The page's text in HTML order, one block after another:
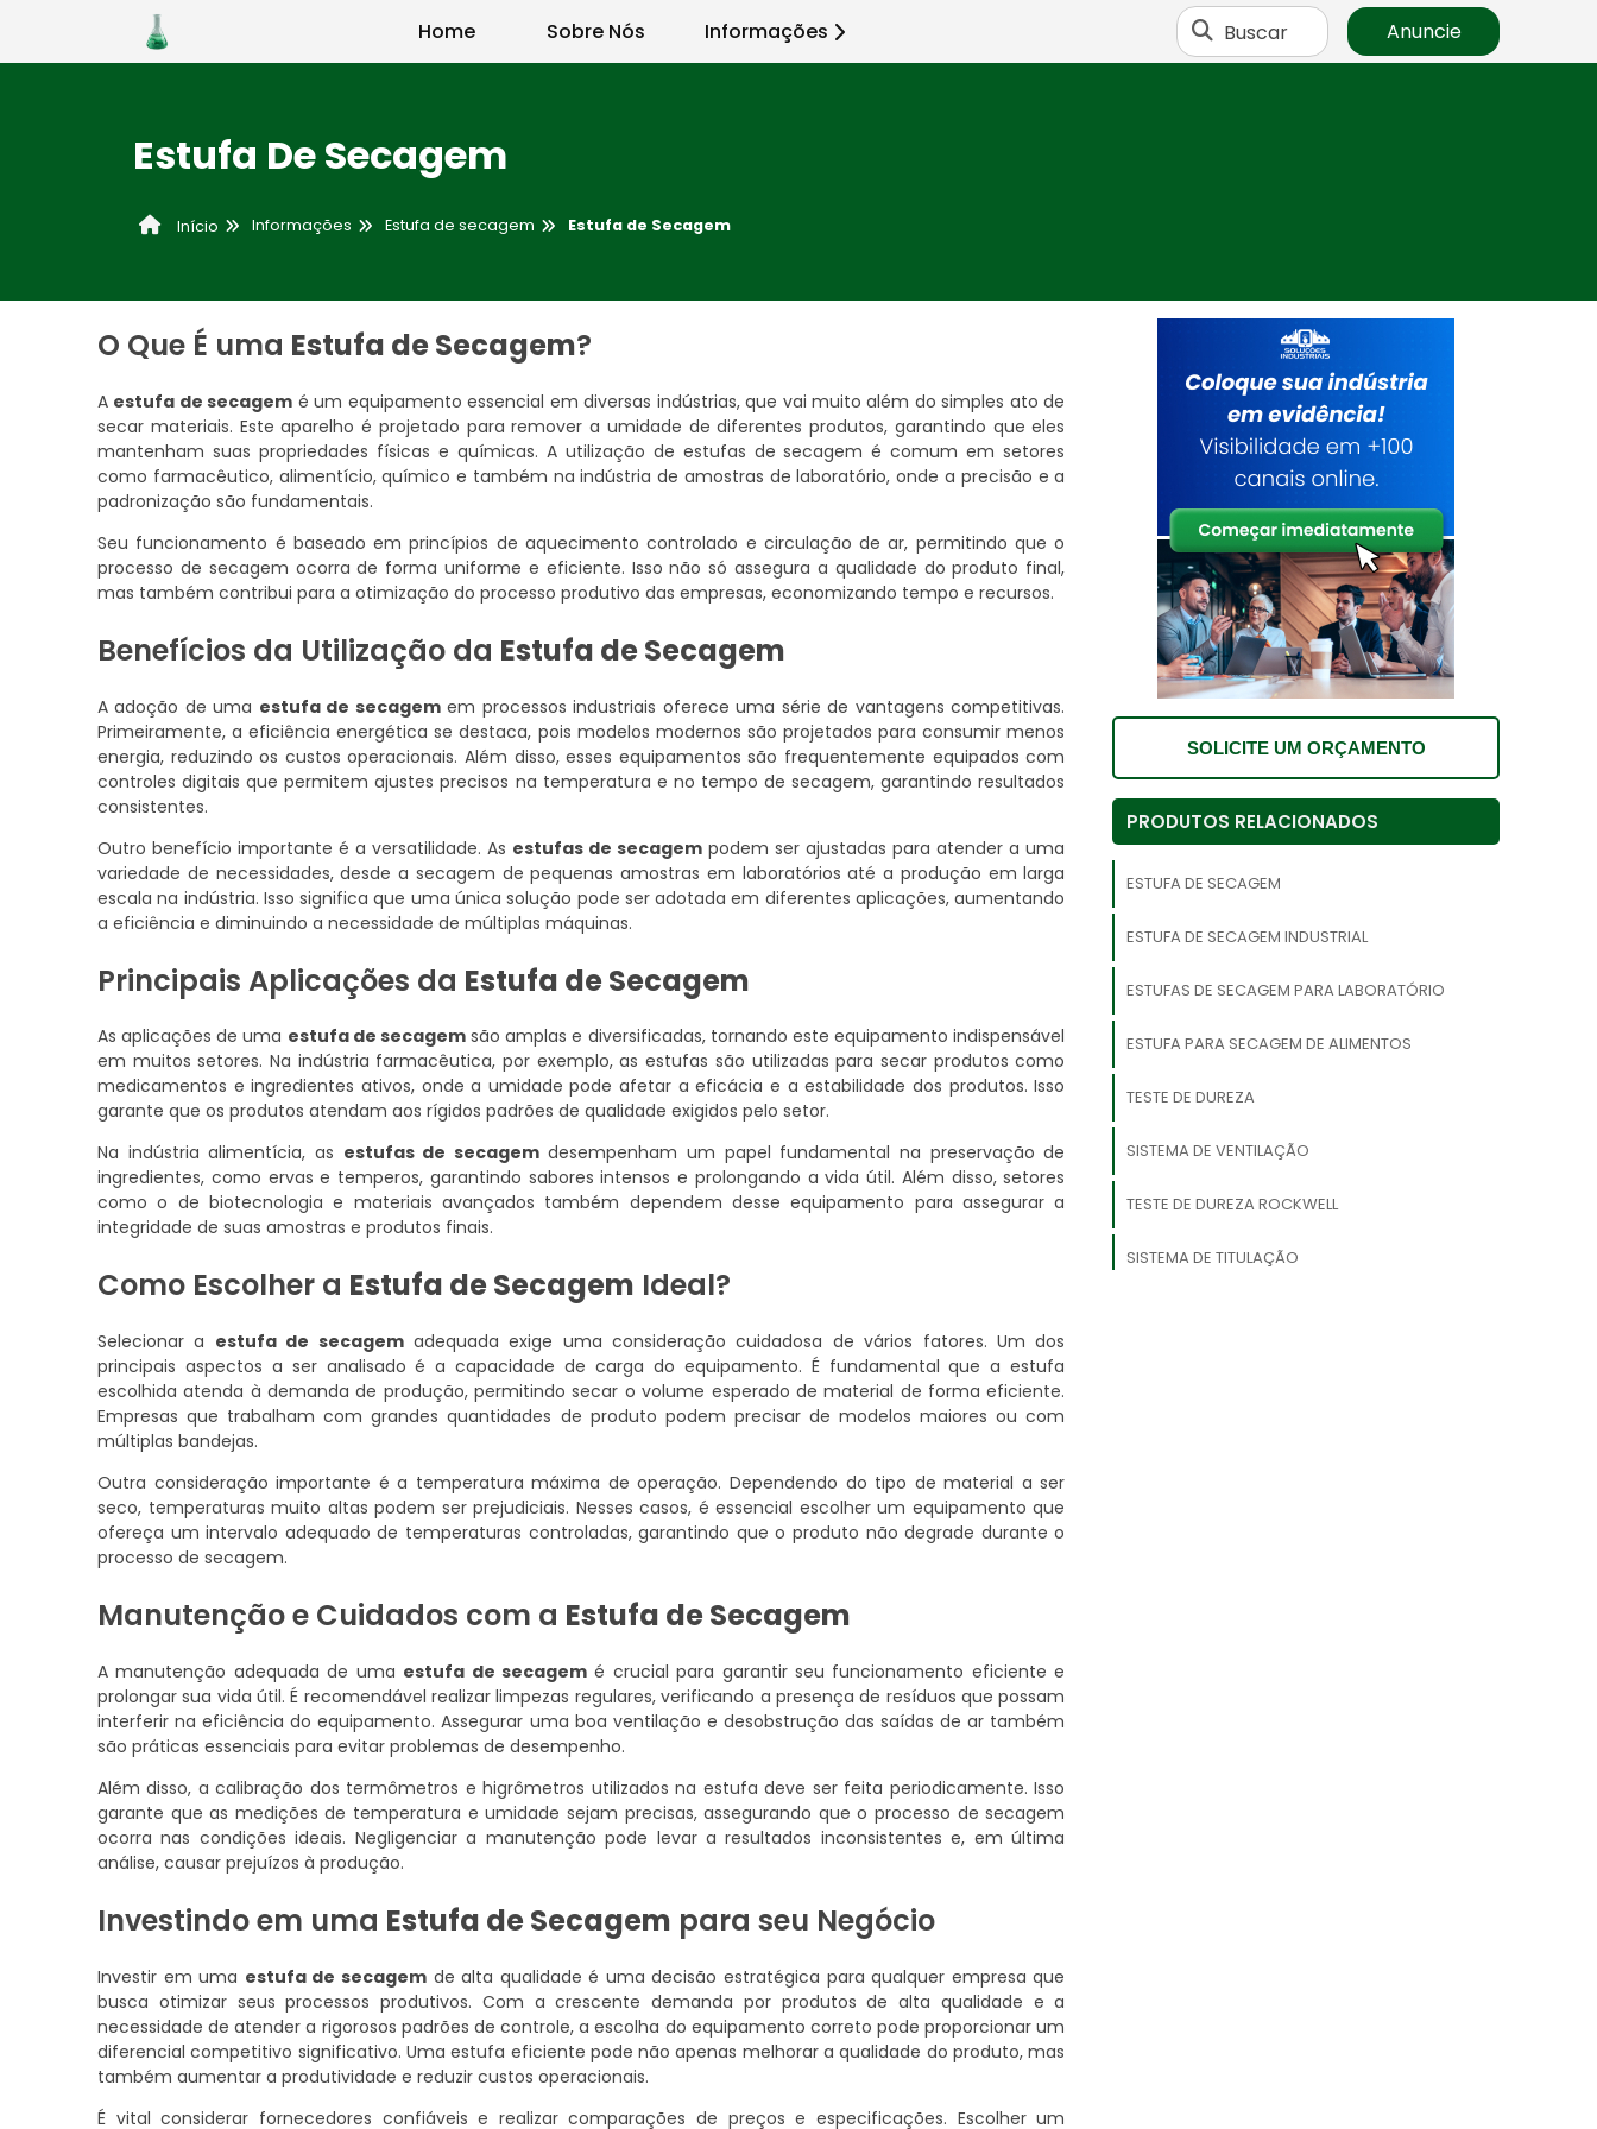
Home Sobre Nós Informações Buscar Anuncie
Estufa De Secagem
Início Informações Estufa de secagem Estufa de Secagem
O Que É uma Estufa de Secagem?
A estufa de secagem é um equipamento essencial em diversas indústrias, que vai muito além do simples ato de
secar materiais. Este aparelho é projetado para remover a umidade de diferentes produtos, garantindo que eles
mantenham suas propriedades físicas e químicas. A utilização de estufas de secagem é comum em setores
como farmacêutico, alimentício, químico e também na indústria de amostras de laboratório, onde a precisão e a
padronização são fundamentais.
Seu funcionamento é baseado em princípios de aquecimento controlado e circulação de ar, permitindo que o
processo de secagem ocorra de forma uniforme e eficiente. Isso não só assegura a qualidade do produto final,
mas também contribui para a otimização do processo produtivo das empresas, economizando tempo e recursos.
Benefícios da Utilização da Estufa de Secagem
A adoção de uma estufa de secagemem processos industriais oferece uma série de vantagens competitivas.
Primeiramente, a eficiência energética se destaca, pois modelos modernos são projetados para consumir menos
energia, reduzindo os custos operacionais. Além disso, esses equipamentos são frequentemente equipados com
controles digitais que permitem ajustes precisos na temperatura e no tempo de secagem, garantindo resultados
consistentes.
Outro benefício importante é a versatilidade. As estufas de secagem podem ser ajustadas para atender a uma
variedade de necessidades, desde a secagem de pequenas amostras em laboratórios até a produção em larga
escala na indústria. Isso significa que uma única solução pode ser adotada em diferentes aplicações, aumentando
a eficiência e diminuindo a necessidade de múltiplas máquinas.
Principais Aplicações da Estufa de Secagem
As aplicações de uma estufa de secagemsão amplas e diversificadas, tornando este equipamento indispensável
em muitos setores. Na indústria farmacêutica, por exemplo, as estufas são utilizadas para secar produtos como
medicamentos e ingredientes ativos, onde a umidade pode afetar a eficácia e a estabilidade dos produtos. Isso
garante que os produtos atendam aos rígidos padrões de qualidade exigidos pelo setor.
Na indústria alimentícia, as estufas de secagemdesempenham um papel fundamental na preservação de
ingredientes, como ervas e temperos, garantindo sabores intensos e prolongando a vida útil. Além disso, setores
como o de biotecnologia e materiais avançados também dependem desse equipamento para assegurar a
integridade de suas amostras e produtos finais.
Como Escolher a Estufa de Secagem Ideal?
Selecionar a estufa de secagemadequada exige uma consideração cuidadosa de vários fatores. Um dos
principais aspectos a ser analisado é a capacidade de carga do equipamento. É fundamental que a estufa
escolhida atenda à demanda de produção, permitindo secar o volume esperado de material de forma eficiente.
Empresas que trabalham com grandes quantidades de produto podem precisar de modelos maiores ou com
múltiplas bandejas.
Outra consideração importante é a temperatura máxima de operação. Dependendo do tipo de material a ser
seco, temperaturas muito altas podem ser prejudiciais. Nesses casos, é essencial escolher um equipamento que
ofereça um intervalo adequado de temperaturas controladas, garantindo que o produto não degrade durante o
processo de secagem.
Manutenção e Cuidados com a Estufa de Secagem
A manutenção adequada de uma estufa de secagemé crucial para garantir seu funcionamento eficiente e
prolongar sua vida útil. É recomendável realizar limpezas regulares, verificando a presença de resíduos que possam
interferir na eficiência do equipamento. Assegurar uma boa ventilação e desobstrução das saídas de ar também
são práticas essenciais para evitar problemas de desempenho.
Além disso, a calibração dos termômetros e higrômetros utilizados na estufa deve ser feita periodicamente. Isso
garante que as medições de temperatura e umidade sejam precisas, assegurando que o processo de secagem
ocorra nas condições ideais. Negligenciar a manutenção pode levar a resultados inconsistentes e, em última
análise, causar prejuízos à produção.
Investindo em uma Estufa de Secagem para seu Negócio
Investir em uma estufa de secagemde alta qualidade é uma decisão estratégica para qualquer empresa que
busca otimizar seus processos produtivos. Com a crescente demanda por produtos de alta qualidade e a
necessidade de atender a rigorosos padrões de controle, a escolha do equipamento correto pode proporcionar um
diferencial competitivo significativo. Uma estufa eficiente pode não apenas melhorar a qualidade do produto, mas
também aumentar a produtividade e reduzir custos operacionais.
É vital considerar fornecedores confiáveis e realizar comparações de preços e especificações. Escolher um
SOLICITE UM ORÇAMENTO
PRODUTOS RELACIONADOS
ESTUFA DE SECAGEM
ESTUFA DE SECAGEM INDUSTRIAL
ESTUFAS DE SECAGEM PARA LABORATÓRIO
ESTUFA PARA SECAGEM DE ALIMENTOS
TESTE DE DUREZA
SISTEMA DE VENTILAÇÃO
TESTE DE DUREZA ROCKWELL
SISTEMA DE TITULAÇÃO